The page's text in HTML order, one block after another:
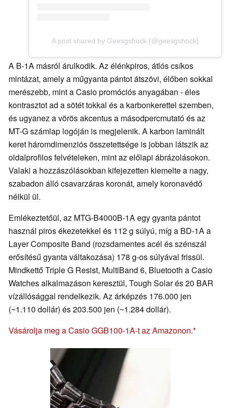
A post shared by Geesgshock (@geesgshock)
A B-1A másról árulkodik. Az élénkpiros, átlós csíkos
mintázat, amely a műgyanta pántot átszövi, élőben sokkal
merészebb, mint a Casio promóciós anyagában - éles
kontrasztot ad a sötét tokkal és a karbonkerettel szemben,
és ugyanez a vörös akcentus a másodpercmutató és az
MT-G számlap logóján is megjelenik. A karbon laminált
keret háromdimenziós összetettsége is jobban látszik az
oldalprofilos felvételeken, mint az előlapi ábrázolásokon.
Valaki a hozzászólásokban kifejezetten kiemelte a nagy,
szabadon álló csavarzáras koronát, amely koronavédő
nélkül ül.
Emlékeztetőül, az MTG-B4000B-1A egy gyanta pántot
használ piros ékezetekkel és 112 g súlyú, míg a BD-1A a
Layer Composite Band (rozsdamentes acél és szénszál
erősítésű gyanta váltakozása) 178 g-os súlyával frissül.
Mindkettő Triple G Resist, MultiBand 6, Bluetooth a Casio
Watches alkalmazáson keresztül, Tough Solar és 20 BAR
vízállósággal rendelkezik. Az árképzés 176.000 jen
(~1.110 dollár) és 203.500 jen (~1.284 dollár).
Vásárolja meg a Casio GGB100-1A-t az Amazonon.